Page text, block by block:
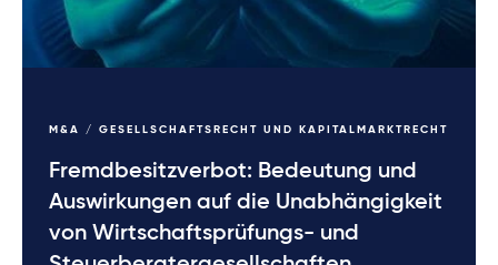
M&A / GESELLSCHAFTSRECHT UND KAPITALMARKTRECHT
Fremdbesitzverbot: Bedeutung und
Auswirkungen auf die Unabhängigkeit
von Wirtschaftsprüfungs- und